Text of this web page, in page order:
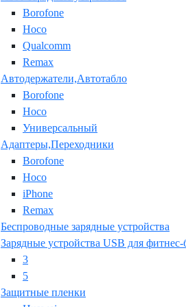
Borofone
Hoco
Qualcomm
Remax
Автодержатели,Автотабло
Borofone
Hoco
Универсальный
Адаптеры,Переходники
Borofone
Hoco
iPhone
Remax
Беспроводные зарядные устройства
Зарядные устройства USB для фитнес-
3
5
Защитные пленки